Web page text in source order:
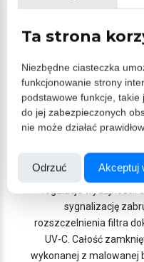
Komora składająca się z
powoduje rozpad
bocznych
użytkownika o działaniu
interwałowo w
komory, kolejną
dotyczące
Inteligentny system
sygnalizację
rozszczelnienia filtra
UV-C. Całość
wykonanej z malowanej
Ta strona
Niezbędne ciasteczka
funkcjonowanie strony
podstawowe funkcje,
do jej zabezpieczonych
nie może działać
Odrzuć Akceptuj